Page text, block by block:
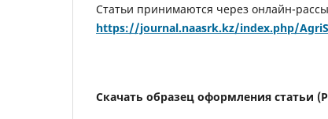
Статьи принимаются через онлайн-
https://journal.naasrk.kz/index.php/
Скачать образец оформления статьи